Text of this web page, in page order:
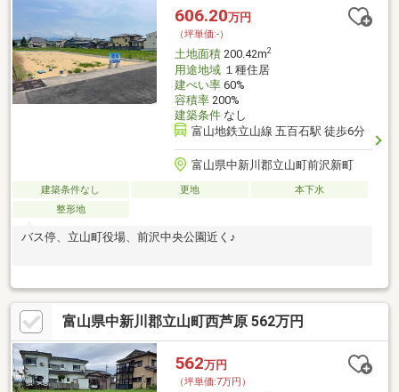
国有地が介在しています。 払下げ手続きをする際の費用は買主
606.20万円
（坪単価:-）
土地面積200.42m2
用途地域１種住居
建ぺい率60%
容積率200%
建築条件なし
富山地鉄立山線 五百石駅 徒歩6分
富山県中新川郡立山町前沢新町
建築条件なし 更地
本下水
整形地
バス停、立山町役場、前沢中央公園近く♪
富山県中新川郡立山町西芦原 562万円
562万円
（坪単価:7万円）